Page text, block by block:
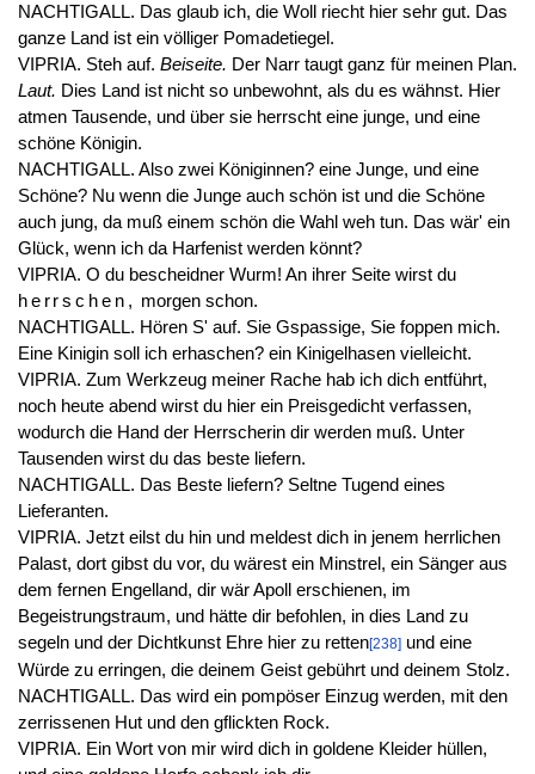
NACHTIGALL. Das glaub ich, die Woll riecht hier sehr gut. Das
ganze Land ist ein völliger Pomadetiegel.
VIPRIA. Steh auf. Beiseite. Der Narr taugt ganz für meinen Plan.
Laut. Dies Land ist nicht so unbewohnt, als du es wähnst. Hier
atmen Tausende, und über sie herrscht eine junge, und eine
schöne Königin.
NACHTIGALL. Also zwei Königinnen? eine Junge, und eine
Schöne? Nu wenn die Junge auch schön ist und die Schöne
auch jung, da muß einem schön die Wahl weh tun. Das wär' ein
Glück, wenn ich da Harfenist werden könnt?
VIPRIA. O du bescheidner Wurm! An ihrer Seite wirst du
herrschen, morgen schon.
NACHTIGALL. Hören S' auf. Sie Gspassige, Sie foppen mich.
Eine Kinigin soll ich erhaschen? ein Kinigelhasen vielleicht.
VIPRIA. Zum Werkzeug meiner Rache hab ich dich entführt,
noch heute abend wirst du hier ein Preisgedicht verfassen,
wodurch die Hand der Herrscherin dir werden muß. Unter
Tausenden wirst du das beste liefern.
NACHTIGALL. Das Beste liefern? Seltne Tugend eines
Lieferanten.
VIPRIA. Jetzt eilst du hin und meldest dich in jenem herrlichen
Palast, dort gibst du vor, du wärest ein Minstrel, ein Sänger aus
dem fernen Engelland, dir wär Apoll erschienen, im
Begeistrungstraum, und hätte dir befohlen, in dies Land zu
segeln und der Dichtkunst Ehre hier zu retten[238]und eine
Würde zu erringen, die deinem Geist gebührt und deinem Stolz.
NACHTIGALL. Das wird ein pompöser Einzug werden, mit den
zerrissenen Hut und den gflickten Rock.
VIPRIA. Ein Wort von mir wird dich in goldene Kleider hüllen,